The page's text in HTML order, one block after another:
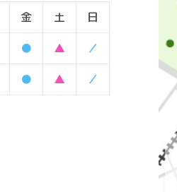
金 土
日
●
▲
／
●
▲ ／